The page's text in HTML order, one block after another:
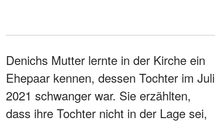
Denichs Mutter lernte in der Kirche ein
Ehepaar kennen, dessen Tochter im Juli
2021 schwanger war. Sie erzählten,
dass ihre Tochter nicht in der Lage sei,